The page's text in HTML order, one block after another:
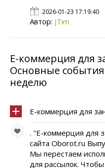
2026-01-23 17:19:40
Автор: JTim
Е-коммерция для
Основные
неделю
Е-коммерция для
. "Е-коммерция для
сайта Oborot.ru
Мы перестаем
для рассылок.